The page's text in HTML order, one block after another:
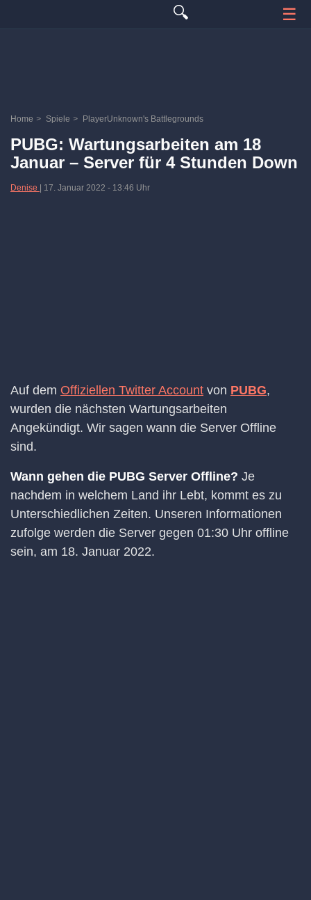
🔍 ☰
Home > Spiele > PlayerUnknown's Battlegrounds
PUBG: Wartungsarbeiten am 18
Januar – Server für 4 Stunden Down
Denise 17. Januar 2022 - 13:46 Uhr
Auf dem Offiziellen Twitter Account von PUBG,
wurden die nächsten Wartungsarbeiten
Angekündigt. Wir sagen wann die Server Offline
sind.
Wann gehen die PUBG Server Offline? Je
nachdem in welchem Land ihr Lebt, kommt es zu
Unterschiedlichen Zeiten. Unseren Informationen
zufolge werden die Server gegen 01:30 Uhr offline
sein, am 18. Januar 2022.